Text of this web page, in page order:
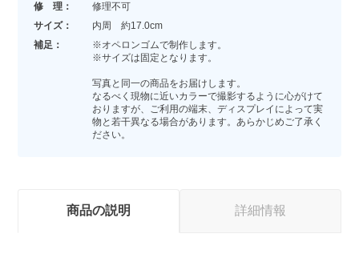
修 理：
修理不可
サイズ：
内周 約17.0cm
補足：
※オペロンゴムで制作します。
※サイズは固定となります。
写真と同一の商品をお届けします。
なるべく現物に近いカラーで撮影するように心がけて
おりますが、ご利用の端末、ディスプレイによって実
物と若干異なる場合があります。あらかじめご了承く
ださい。
商品の説明 詳細情報